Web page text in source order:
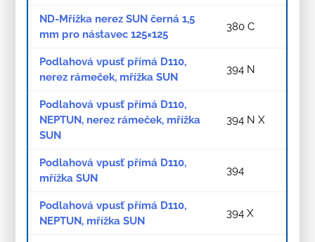
ND-Mřížka nerez SUN černá 1,5
mm pro nástavec 125×125
380 C
Podlahová vpusť přímá D110,
nerez rámeček, mřížka SUN
394 N
Podlahová vpusť přímá D110,
NEPTUN, nerez rámeček, mřížka
SUN
394 N X
Podlahová vpusť přímá D110,
mřížka SUN
394
Podlahová vpusť přímá D110,
NEPTUN, mřížka SUN
394 X